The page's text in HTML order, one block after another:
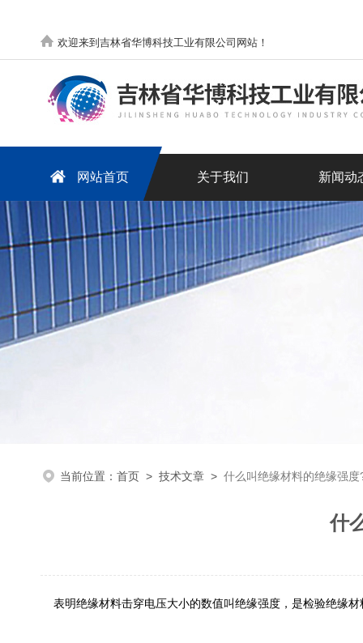
欢迎来到吉林省华博科技工业有限公司网站！
网站首页 关于我们 新闻动
当前位置： 首页 > 技术文章 > 什么叫绝缘材料的绝缘强
什
表明绝缘材料击穿电压大小的数值叫绝缘强度，是检验绝缘材